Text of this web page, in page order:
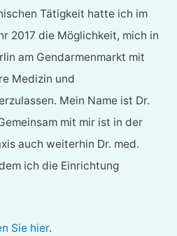
Tätigkeit hatte ich im
2017 die Möglichkeit, mich in
am Gendarmenmarkt mit
Medizin und
Mein Name ist Dr.
mit mir ist in der
auch weiterhin Dr. med.
ich die Einrichtung
Sie hier.